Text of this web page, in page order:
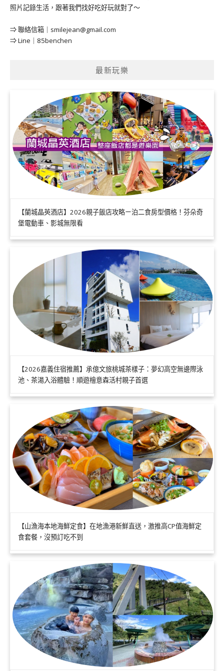
照片記錄生活，跟著我們找好吃好玩就對了～
⇒ 聯絡信箱｜ smilejean@gmail.com
⇒ Line｜85benchen
最新玩樂
【蘭城晶英酒店】2026親子飯店攻略ㄧ泊二食房型價格！芬朵奇
堡電動車、影城無限看
【2026嘉義住宿推薦】承億文旅桃城茶樣子：夢幻高空無邊際泳
池、茶湯入浴體驗！順遊檜意森活村親子首選
【山漁海本地海鮮定食】在地漁港新鮮直送，激推高CP值海鮮定
食套餐，沒預訂吃不到